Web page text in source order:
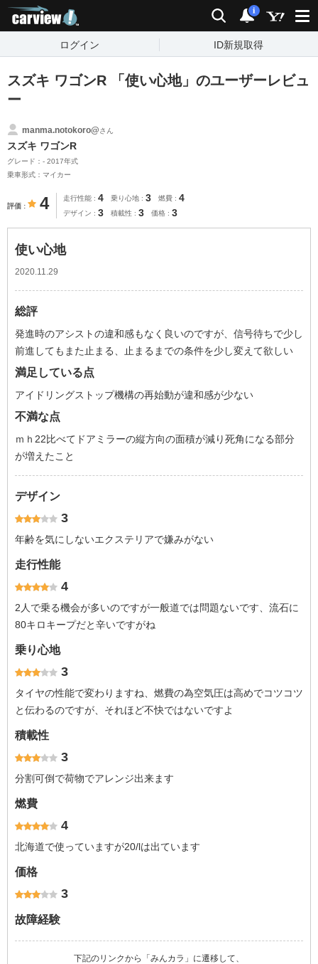
検索 通知
i
ログイン ID新規取得
スズキ ワゴンR 「使い心地」のユーザーレビュ
ー
manma.notokoro@さん
スズキ ワゴンR
グレード：- 2017年式
乗車形式：マイカー
評価 4 走行性能 4 乗り心地 3 燃費 4
デザイン 3 積載性 3 価格 3
使い心地
2020.11.29
総評
発進時のアシストの違和感もなく良いのですが、信号待ちで少し
前進してもまた止まる、止まるまでの条件を少し変えて欲しい
満足している点
アイドリングストップ機構の再始動が違和感が少ない
不満な点
ｍｈ22比べてドアミラーの縦方向の面積が減り死角になる部分
が増えたこと
デザイン
3
年齢を気にしないエクステリアで嫌みがない
走行性能
4
2人で乗る機会が多いのですが一般道では問題ないです、流石に
80キロキープだと辛いですがね
乗り心地
3
タイヤの性能で変わりますね、燃費の為空気圧は高めでコツコツ
と伝わるのですが、それほど不快ではないですよ
積載性
3
分割可倒で荷物でアレンジ出来ます
燃費
4
北海道で使っていますが20/lは出ています
価格
3
故障経験
下記のリンクから「みんカラ」に遷移して、